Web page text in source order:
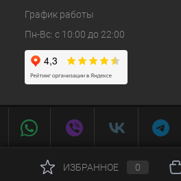
График работы
Пн-Вс: с 10:00 до 22:00
ИЗБРАННОЕ 0